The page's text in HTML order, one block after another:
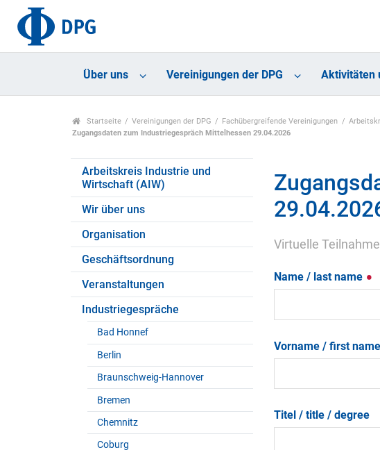
Über uns Vereinigungen der DPG Aktivitäten
Startseite Vereinigungen der DPG Fachübergreifende Vereinigungen
Zugangsdaten zum Industriegespräch Mittelhessen 29.04.2026
Arbeitskreis Industrie und
Wirtschaft (AIW)
Wir über uns
Organisation
Geschäftsordnung
Veranstaltungen
Industriegespräche
Bad Honnef
Berlin
Braunschweig-Hannover
Bremen
Chemnitz
Coburg
Virtuelle Teilnahme
Name / last name
Vorname / first name
Titel / title / degree